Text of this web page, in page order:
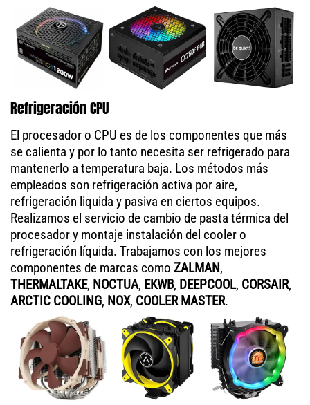
Refrigeración CPU
El procesador o CPU es de los componentes que más
se calienta y por lo tanto necesita ser refrigerado para
mantenerlo a temperatura baja. Los métodos más
empleados son refrigeración activa por aire,
refrigeración liquida y pasiva en ciertos equipos.
Realizamos el servicio de cambio de pasta térmica del
procesador y montaje instalación del cooler o
refrigeración líquida. Trabajamos con los mejores
componentes de marcas como ZALMAN,
THERMALTAKE, NOCTUA, EKWB, DEEPCOOL, CORSAIR,
ARCTIC COOLING, NOX, COOLER MASTER.